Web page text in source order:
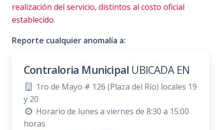
realización del servicio, distintos al costo oficial
establecido.
Reporte cualquier anomalía a:
Contraloria Municipal UBICADA EN
1ro de Mayo # 126 (Plaza del Río) locales 19
y 20
Horario de lunes a viernes de 8:30 a 15:00
horas